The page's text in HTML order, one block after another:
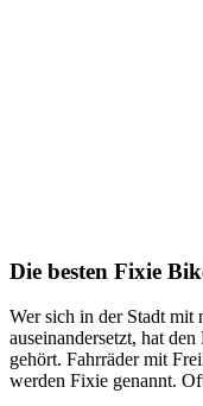
Die besten Fixie
Wer sich in der Stadt mit
auseinandersetzt, hat
gehört. Fahrräder mit
werden Fixie genannt.